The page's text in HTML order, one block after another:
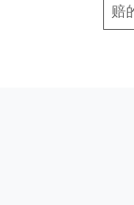
赔